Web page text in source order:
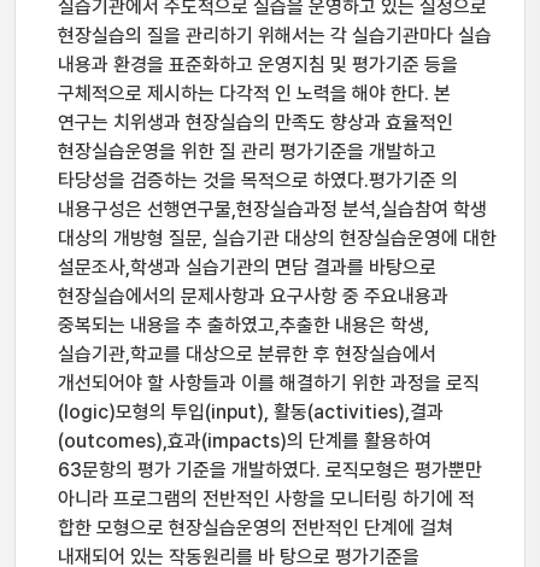
실습기관에서 주도적으로 실습을 운영하고 있는 실정으로
현장실습의 질을 관리하기 위해서는 각 실습기관마다 실습
내용과 환경을 표준화하고 운영지침 및 평가기준 등을
구체적으로 제시하는 다각적 인 노력을 해야 한다. 본
연구는 치위생과 현장실습의 만족도 향상과 효율적인
현장실습운영을 위한 질 관리 평가기준을 개발하고
타당성을 검증하는 것을 목적으로 하였다.평가기준 의
내용구성은 선행연구물,현장실습과정 분석,실습참여 학생
대상의 개방형 질문, 실습기관 대상의 현장실습운영에 대한
설문조사,학생과 실습기관의 면담 결과를 바탕으로
현장실습에서의 문제사항과 요구사항 중 주요내용과
중복되는 내용을 추 출하였고,추출한 내용은 학생,
실습기관,학교를 대상으로 분류한 후 현장실습에서
개선되어야 할 사항들과 이를 해결하기 위한 과정을 로직
(logic)모형의 투입(input), 활동(activities),결과
(outcomes),효과(impacts)의 단계를 활용하여
63문항의 평가 기준을 개발하였다. 로직모형은 평가뿐만
아니라 프로그램의 전반적인 사항을 모니터링 하기에 적
합한 모형으로 현장실습운영의 전반적인 단계에 걸쳐
내재되어 있는 작동원리를 바 탕으로 평가기준을